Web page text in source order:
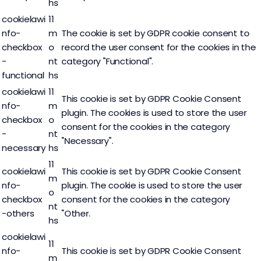
hs
cookielawi
nfo-
checkbox
-
functional
11
m
o
nt
hs
The cookie is set by GDPR cookie consent to
record the user consent for the cookies in the
category "Functional".
cookielawi
nfo-
checkbox
-
necessary
11
m
o
nt
hs
This cookie is set by GDPR Cookie Consent
plugin. The cookies is used to store the user
consent for the cookies in the category
"Necessary".
cookielawi
nfo-
checkbox
-others
11
m
o
nt
hs
This cookie is set by GDPR Cookie Consent
plugin. The cookie is used to store the user
consent for the cookies in the category
"Other.
cookielawi
nfo-
11
m
This cookie is set by GDPR Cookie Consent